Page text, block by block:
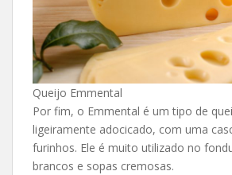
Queijo Emmental
Por fim, o Emmental é um tipo de
ligeiramente adocicado, com uma
furinhos. Ele é muito utilizado no
brancos e sopas cremosas.